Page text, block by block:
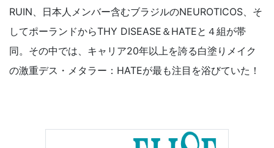
RUIN、日本人メンバー含むブラジルのNEUROTICOS、そ
してポーランドからTHY DISEASE＆HATEと４組が帯
同。その中では、キャリア20年以上を誇る白塗りメイク
の激重デス・メタラー：HATEが最も注目を浴びていた！